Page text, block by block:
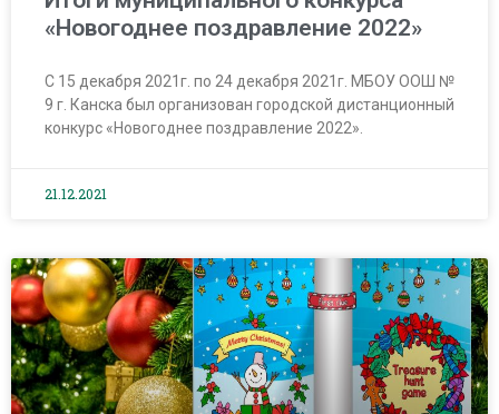
«Новогоднее поздравление 2022»
С 15 декабря 2021г. по 24 декабря 2021г. МБОУ ООШ №
9 г. Канска был организован городской дистанционный
конкурс «Новогоднее поздравление 2022».
21.12.2021